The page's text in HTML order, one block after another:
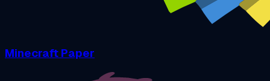
Minecraft Paper